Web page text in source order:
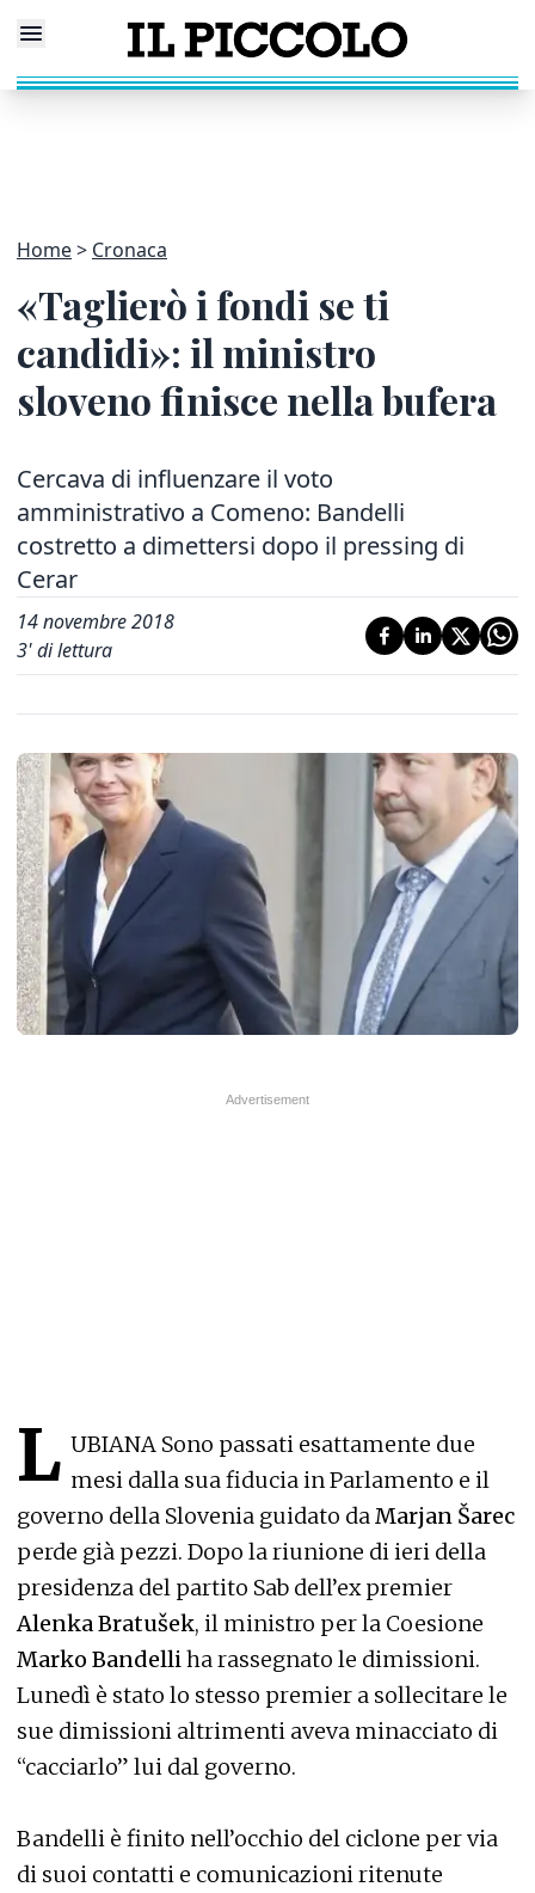
Home Cronaca
«Taglierò i fondi se ti
candidi»: il ministro
sloveno finisce nella bufera
Cercava di influenzare il voto
amministrativo a Comeno: Bandelli
costretto a dimettersi dopo il pressing di
Cerar
14 novembre 2018
3' di lettura
L UBIANA Sono passati esattamente due
mesi dalla sua fiducia in Parlamento e il
governo della Slovenia guidato daMarjan Šarec
perde già pezzi. Dopo la riunione di ieri della
presidenza del partito Sab dell’ex premier
Alenka Bratušek, il ministro per la Coesione
Marko Bandelliha rassegnato le dimissioni.
Lunedì è stato lo stesso premier a sollecitare le
sue dimissioni altrimenti aveva minacciato di
“cacciarlo” lui dal governo.
Bandelli è finito nell’occhio del ciclone per via
di suoi contatti e comunicazioni ritenute